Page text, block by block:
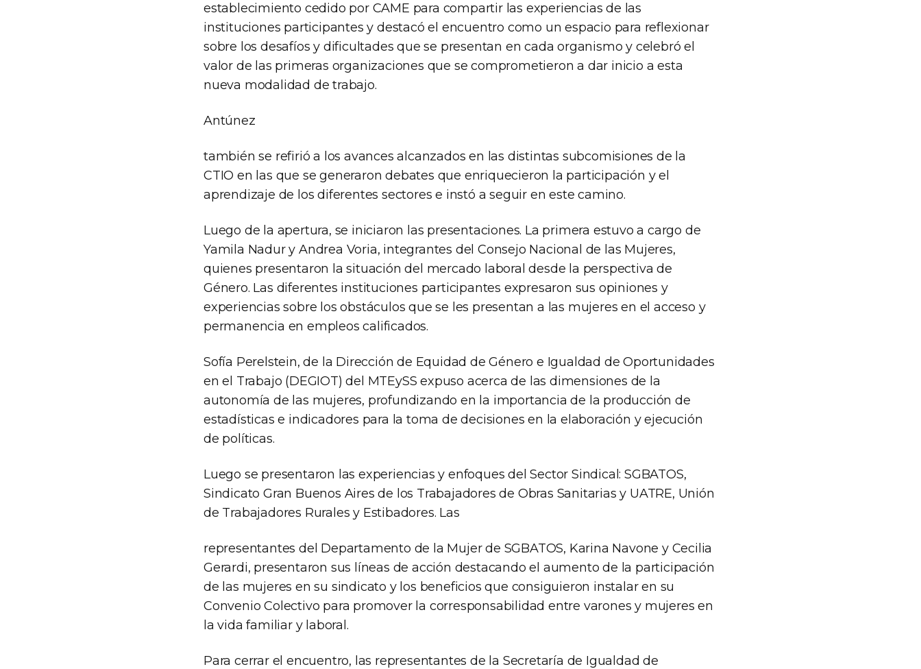
establecimiento cedido por CAME para compartir las experiencias de las
instituciones participantes y destacó el encuentro como un espacio para reflexionar
sobre los desafíos y dificultades que se presentan en cada organismo y celebró el
valor de las primeras organizaciones que se comprometieron a dar inicio a esta
nueva modalidad de trabajo.
Antúnez
también se refirió a los avances alcanzados en las distintas subcomisiones de la
CTIO en las que se generaron debates que enriquecieron la participación y el
aprendizaje de los diferentes sectores e instó a seguir en este camino.
Luego de la apertura, se iniciaron las presentaciones. La primera estuvo a cargo de
Yamila Nadur y Andrea Voria, integrantes del Consejo Nacional de las Mujeres,
quienes presentaron la situación del mercado laboral desde la perspectiva de
Género. Las diferentes instituciones participantes expresaron sus opiniones y
experiencias sobre los obstáculos que se les presentan a las mujeres en el acceso y
permanencia en empleos calificados.
Sofía Perelstein, de la Dirección de Equidad de Género e Igualdad de Oportunidades
en el Trabajo (DEGIOT) del MTEySS expuso acerca de las dimensiones de la
autonomía de las mujeres, profundizando en la importancia de la producción de
estadísticas e indicadores para la toma de decisiones en la elaboración y ejecución
de políticas.
Luego se presentaron las experiencias y enfoques del Sector Sindical: SGBATOS,
Sindicato Gran Buenos Aires de los Trabajadores de Obras Sanitarias y UATRE, Unión
de Trabajadores Rurales y Estibadores. Las
representantes del Departamento de la Mujer de SGBATOS, Karina Navone y Cecilia
Gerardi, presentaron sus líneas de acción destacando el aumento de la participación
de las mujeres en su sindicato y los beneficios que consiguieron instalar en su
Convenio Colectivo para promover la corresponsabilidad entre varones y mujeres en
la vida familiar y laboral.
Para cerrar el encuentro, las representantes de la Secretaría de Igualdad de